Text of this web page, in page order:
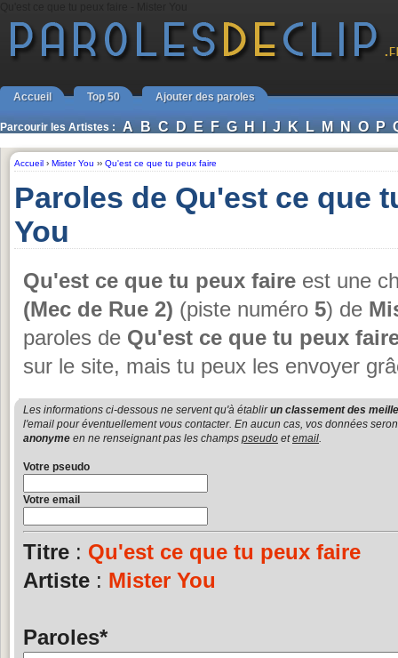
Accueil Top 50 Ajouter des paroles
Parcourir les Artistes : A B C D E F G H I J K L M N O P
Accueil › Mister You ›› Qu'est ce que tu peux faire
Paroles de Qu'est ce que
You
Qu'est ce que tu peux faire est une
(Mec de Rue 2) (piste numéro 5) de
paroles de Qu'est ce que tu peux
sur le site, mais tu peux les envoyer
Les informations ci-dessous ne servent qu'à établirun classement des
l'email pour éventuellement vous contacter. En aucun cas, vos données
anonyme en ne renseignant pas les champs pseudo etemail.
Votre pseudo
Votre email
Titre : Qu'est ce que tu peux faire
Artiste : Mister You
Paroles*